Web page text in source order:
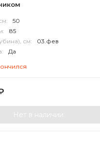
50
85
см:
03.фев
Да
Нет в наличии